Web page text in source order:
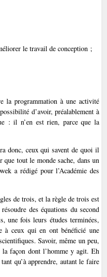
le travail de conception ;
la programmation à une activité
d’avoir, préalablement à
: il n’en est rien, parce que la
donc, ceux qui savent de quoi il
que tout le monde sache, dans un
a rédigé pour l’Académie des
de trois, et la règle de trois est
des équations du second
une fois leurs études terminées,
à ceux qui en ont bénéficié une
Savoir, même un peu,
la façon dont l’homme y agit. Eh
qu’à apprendre, autant le faire